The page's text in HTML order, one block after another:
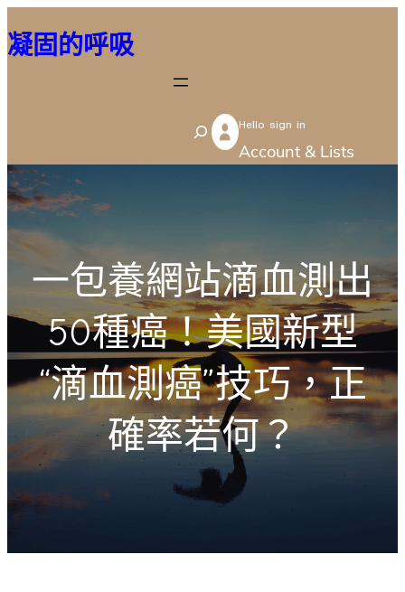
至
容
凝固的呼吸
S
e
h
Hello sign in
Account & Lists
一包養網站滴血測出
50種癌！美國新型
“滴血測癌”技巧，正
確率若何？